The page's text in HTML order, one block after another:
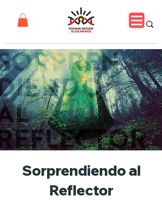
Sorprendiendo al
Reflector